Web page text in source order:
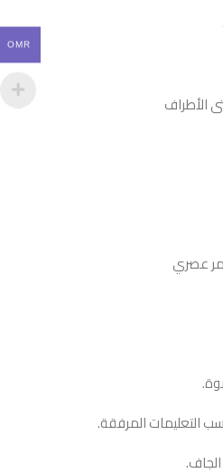
الأطراف
عصري
التعليمات المرفقة.
OMR